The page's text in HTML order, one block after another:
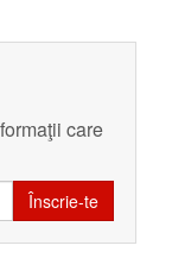
care
Înscrie-te